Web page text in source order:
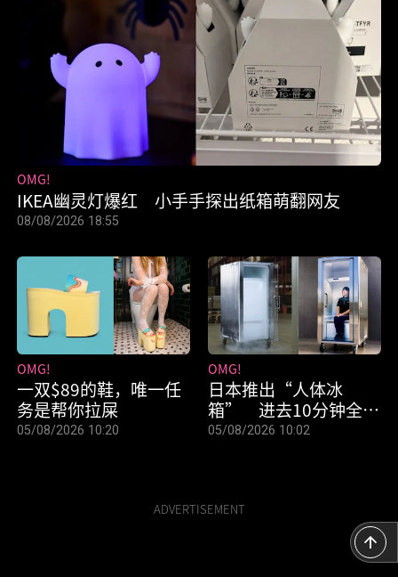
IKEA幽灵灯爆红 小手手探出纸箱萌翻网友
OMG!
08/08/2026 18:55
一双$89的鞋，唯一任
务是帮你拉屎
OMG!
05/08/2026 10:20
日本推出“人体冰
箱” 进去10分钟全身
凉透
OMG!
05/08/2026 10:02
ADVERTISEMENT